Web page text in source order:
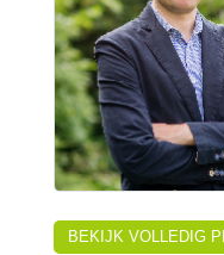
BEKIJK VOLLEDIG